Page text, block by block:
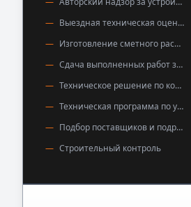
Выездная техническая оценка
Изготовление сметного расчёта
Сдача выполненных работ заказчикам
Техническое решение по конструкции пола
Техническая программа по устройству полов
Подбор поставщиков и подрядчиков
Строительный контроль